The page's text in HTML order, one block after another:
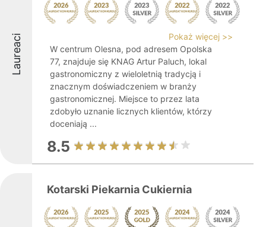
Laureaci
Pokaż więcej >>
W centrum Olesna, pod adresem Opolska
77, znajduje się KNAG Artur Paluch, lokal
gastronomiczny z wieloletnią tradycją i
znacznym doświadczeniem w branży
gastronomicznej. Miejsce to przez lata
zdobyło uznanie licznych klientów, którzy
doceniają ...
8.5
Kotarski Piekarnia Cukiernia